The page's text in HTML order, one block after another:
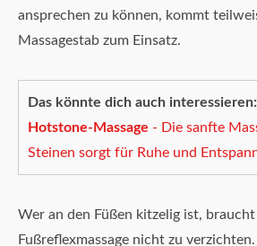
ansprechen zu können, kommt
Massagestab zum Einsatz.
Das könnte dich auch interessieren:
Hotstone-Massage - Die sanfte
Steinen sorgt für Ruhe und
Wer an den Füßen kitzelig ist,
Fußreflexmassage nicht zu